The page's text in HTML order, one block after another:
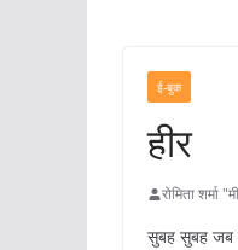
ई-बुक
हीर
रोमिता शर्मा
सुबह सुबह जब